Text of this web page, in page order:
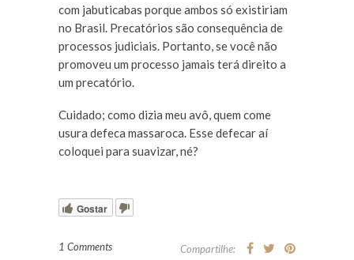
com jabuticabas porque ambos só existiriam
no Brasil. Precatórios são consequência de
processos judiciais. Portanto, se você não
promoveu um processo jamais terá direito a
um precatório.
Cuidado; como dizia meu avô, quem come
usura defeca massaroca. Esse defecar aí
coloquei para suavizar, né?
Gostar
1 Comments Compartilhe: